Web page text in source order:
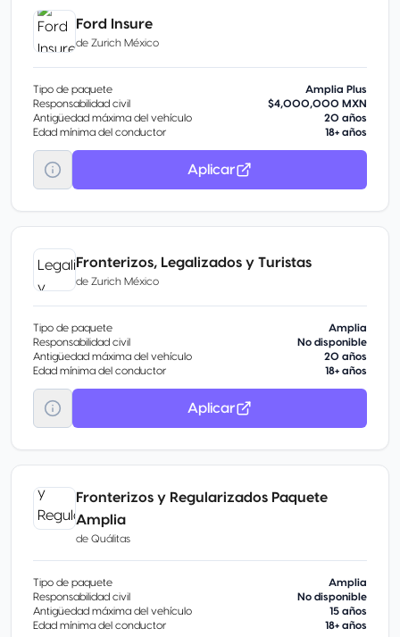
Ford Insure
de Zurich México
Tipo de paquete
Amplia Plus
Responsabilidad civil
$4,000,000 MXN
Antigüedad máxima del vehículo
20 años
Edad mínima del conductor
18+ años
Aplicar
Fronterizos, Legalizados y Turistas
de Zurich México
Tipo de paquete
Amplia
Responsabilidad civil
No disponible
Antigüedad máxima del vehículo
20 años
Edad mínima del conductor
18+ años
Aplicar
Fronterizos y Regularizados Paquete
Amplia
de Quálitas
Tipo de paquete
Amplia
Responsabilidad civil
No disponible
Antigüedad máxima del vehículo
15 años
Edad mínima del conductor
18+ años